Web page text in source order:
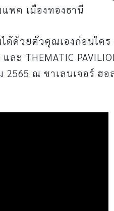
พค เมืองทองธานี
ด้วยตัวคุณเองก่อนใคร
ะ THEMATIC
2565 ณ ชาเลนเจอร์ ฮ